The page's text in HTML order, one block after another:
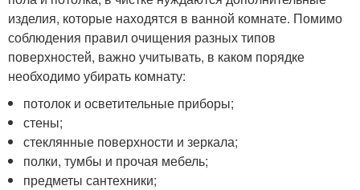
изделия, которые находятся в ванной комнате. Помимо
соблюдения правил очищения разных типов
поверхностей, важно учитывать, в каком порядке
необходимо убирать комнату:
потолок и осветительные приборы;
стены;
стеклянные поверхности и зеркала;
полки, тумбы и прочая мебель;
предметы сантехники;